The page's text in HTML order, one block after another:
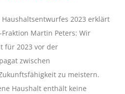
2023 erklärt
Martin Peters: Wir
für 2023 vor der
zwischen
zu meistern.
Haushalt enthält keine